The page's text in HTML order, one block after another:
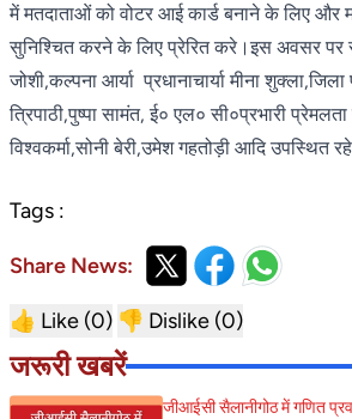
में मतदाताओं को वोटर आई कार्ड बनाने के लिए और
सुनिश्चित करने के लिए प्रेरित करे।इस अवसर पर
जोशी,कल्पना आर्या प्रधानाचार्या मीना
त्रिपाठी,पुष्पा सामंत, ई० एल० सी०प्रभारी प्रेमलता
विश्वकर्मा,सोनी बेरी,उमेश गहतोड़ी आदि उपस्थित
Tags :
Share News:
👍 Like (0) 👎 Dislike (0)
जरूरी खबरें
जीआईसी सैलानीगोठ में गणित